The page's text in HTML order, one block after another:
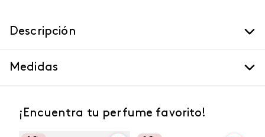
Descripción
Medidas
¡Encuentra tu perfume favorito!